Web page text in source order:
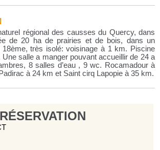
régional des causses du Quercy, dans
de 20 ha de prairies et de bois, dans un
très isolé: voisinage à 1 km. Piscine
salle a manger pouvant accueillir de 24 a
8 salles d’eau , 9 wc. Rocamadour à
à 24 km et Saint cirq Lapopie à 35 km.